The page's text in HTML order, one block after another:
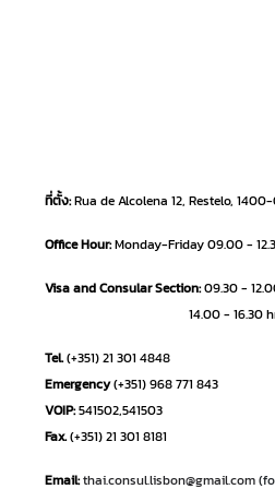
อ
เ
ย
|
T
r
a
ที่ตั้ง:Rua de Alcolena 12, Restelo,
Office Hour:Monday-Friday 09.00 -
Visa and Consular Section:09.30 -
14.00 - 16.30 hrs. -
Tel.(+351) 21 301 4848
Emergency(+351) 968 771 843
VOIP:541502,541503
Fax.(+351) 21 301 8181
Email:thai.consul.lisbon@gmail.com